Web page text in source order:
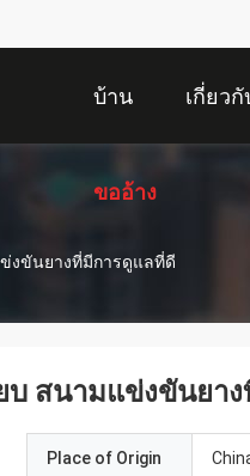
บ้าน เกี่ยวกั
ขออ้าง
งขันยางที่มีการดูแลที่ดี
บ สนามแข่งขันยา
Place of Origin